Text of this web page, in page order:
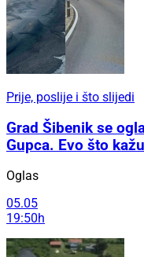
Prije, poslije i što slijedi
Grad Šibenik se
Gupca. Evo što kažu
Oglas
05.05
19:50h